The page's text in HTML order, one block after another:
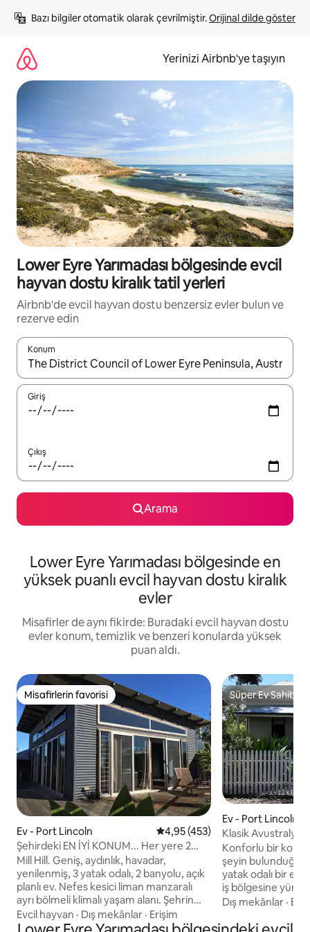
atla
Bazı bilgiler otomatik olarak çevrilmiştir. Orijinal dilde göster
Yerinizi Airbnb'ye taşıyın
Lower Eyre Yarımadası bölgesinde evcil
hayvan dostu kiralık tatil yerleri
Airbnb'de evcil hayvan dostu benzersiz evler bulun ve
rezerve edin
Konum
Sonuçlar kullanılabilir olduğunda yukarı ve aşağı oklarıyla
Giriş
Çıkış
Arama
Lower Eyre Yarımadası bölgesinde en
yüksek puanlı evcil hayvan dostu kiralık
evler
Misafirler de aynı fikirde: Buradaki evcil hayvan dostu
evler konum, temizlik ve benzeri konularda yüksek
puan aldı.
Misafirlerin favorisi
Misafirlerin favorisi
Ev - Port Lincoln 5 üzerinden ortalama 4,95
4,95 (453)
Şehirdeki EN İYİ KONUM... Her yere 2
dakika yürüme mesafesinde
Mill Hill. Geniş, aydınlık, havadar,
yenilenmiş, 3 yatak odalı, 2 banyolu, açık
planlı ev. Nefes kesici liman manzaralı
ayrı bölmeli klimalı yaşam alanı. Şehrin
sessiz bir bölgesinde merkezi bir
konumda, geniş sokak dışı otoparkı.
Evcil hayvan · Dış mekânlar · Erişim
Süper Ev Sahibi
Süper Ev Sahibi
Ev - Port Lincoln
Klasik Avustralya
- CBD'ye yürüme
Konforlu bir
şeyin bulunduğu,
yatak odalı bir
iş bölgesine
bu ev, popüler,
yemeğin ve yerel
Dış mekânlar ·